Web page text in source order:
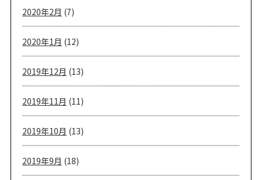
2020年2月 (7)
2020年1月 (12)
2019年12月 (13)
2019年11月 (11)
2019年10月 (13)
2019年9月 (18)